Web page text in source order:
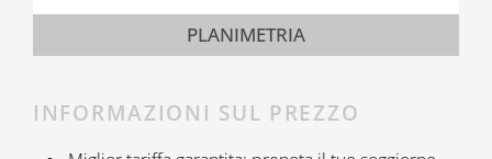
PLANIMETRIA
INFORMAZIONI SUL PREZZO